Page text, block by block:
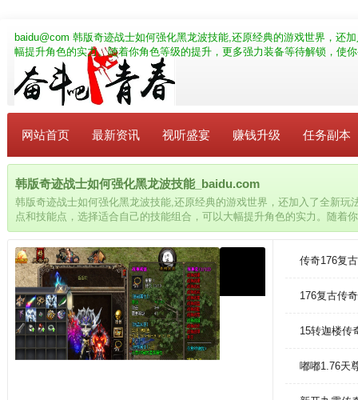
baidu@com 韩版奇迹战士如何强化黑龙波技能,还原经典的游戏世界，还
幅提升角色的实力。随着你角色等级的提升，更多强力装备等待解锁，使
网站首页 最新资讯 视听盛宴 赚钱升级 任务副本
韩版奇迹战士如何强化黑龙波技能_baidu.com
韩版奇迹战士如何强化黑龙波技能,还原经典的游戏世界，还加入了全新玩
点和技能点，选择适合自己的技能组合，可以大幅提升角色的实力。随着
解锁，使你变得更加强大。
传奇176复
176复古传
15转迦楼传
嘟嘟1.76天